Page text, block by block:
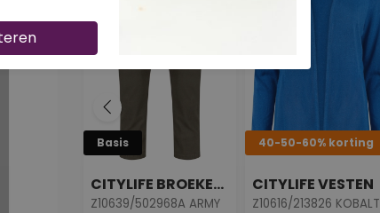
Basis
CITYLIFE BROEKEN & LEGGINGS
Z10639/502968A ARMY
40-50-60% korting
CITYLIFE VESTEN
Z10616/213826 KOBALT